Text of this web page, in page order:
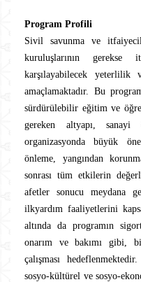
Program Profili
Sivil savunma ve
kuruluşlarının gerekse
karşılayabilecek
amaçlamaktadır. Bu
sürdürülebilir eğitim ve
gereken altyapı,
organizasyonda büyük
önleme, yangından
sonrası tüm etkilerin
afetler sonucu meydana
ilkyardım faaliyetlerini
altında da programın
onarım ve bakımı gibi,
çalışması
sosyo-kültürel ve sosyo-